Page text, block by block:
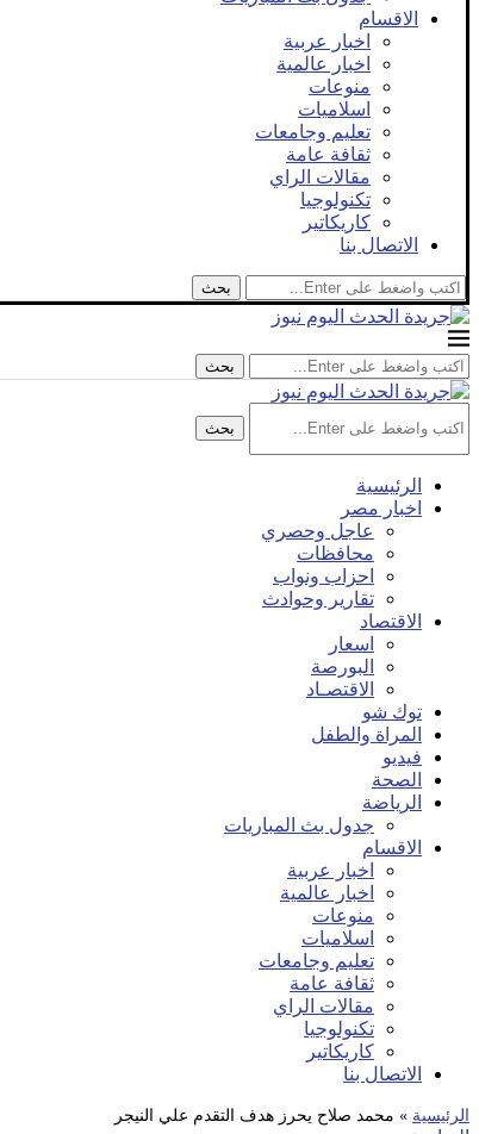
الاقسام
اخبار عربية
اخبار عالمية
منوعات
اسلاميات
تعليم وجامعات
ثقافة عامة
مقالات الراي
تكنولوجيا
كاريكاتير
الاتصال بنا
بحث
بحث
بحث
الرئيسية
اخبار مصر
عاجل وحصري
محافظات
احزاب ونواب
تقارير وحوادث
الاقتصاد
اسعار
البورصة
الاقتصـاد
توك شو
المراة والطفل
فيديو
الصحة
الرياضة
جدول بث المباريات
الاقسام
اخبار عربية
اخبار عالمية
منوعات
اسلاميات
تعليم وجامعات
ثقافة عامة
مقالات الراي
تكنولوجيا
كاريكاتير
الاتصال بنا
الرئيسية » محمد صلاح يحرز هدف التقدم علي النيجر